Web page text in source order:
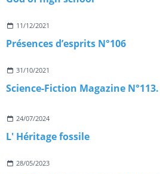
11/12/2021
Présences d’esprits N°106
31/10/2021
Science-Fiction Magazine N°113.
24/07/2024
L' Héritage fossile
28/05/2023